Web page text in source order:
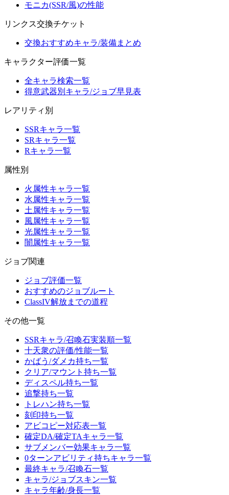
モニカ(SSR/風)の性能
リンクス交換チケット
交換おすすめキャラ/装備まとめ
キャラクター評価一覧
全キャラ検索一覧
得意武器別キャラ/ジョブ早見表
レアリティ別
SSRキャラ一覧
SRキャラ一覧
Rキャラ一覧
属性別
火属性キャラ一覧
水属性キャラ一覧
土属性キャラ一覧
風属性キャラ一覧
光属性キャラ一覧
闇属性キャラ一覧
ジョブ関連
ジョブ評価一覧
おすすめのジョブルート
ClassIV解放までの道程
その他一覧
SSRキャラ/召喚石実装順一覧
十天衆の評価/性能一覧
かばう/ダメカ持ち一覧
クリア/マウント持ち一覧
ディスペル持ち一覧
追撃持ち一覧
トレハン持ち一覧
刻印持ち一覧
アビコピー対応表一覧
確定DA/確定TAキャラ一覧
サブメンバー効果キャラ一覧
0ターンアビリティ持ちキャラ一覧
最終キャラ/召喚石一覧
キャラ/ジョブスキン一覧
キャラ年齢/身長一覧